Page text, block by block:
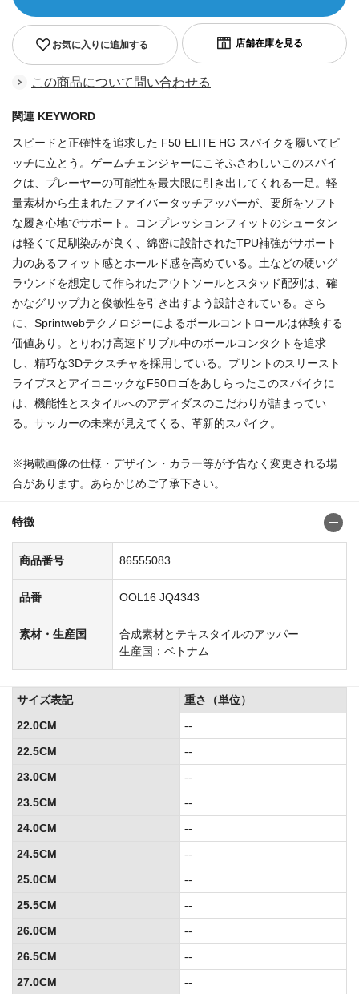
お気に入りに追加する
この商品について問い合わせる
関連 KEYWORD
スピードと正確性を追求した F50 ELITE HG スパイクを履いてピ
ッチに立とう。ゲームチェンジャーにこそふさわしいこのスパイ
クは、プレーヤーの可能性を最大限に引き出してくれる一足。軽
量素材から生まれたファイバータッチアッパーが、要所をソフト
な履き心地でサポート。コンプレッションフィットのシュータン
は軽くて足馴染みが良く、綿密に設計されたTPU補強がサポート
力のあるフィット感とホールド感を高めている。土などの硬いグ
ラウンドを想定して作られたアウトソールとスタッド配列は、確
かなグリップ力と俊敏性を引き出すよう設計されている。さら
に、Sprintwebテクノロジーによるボールコントロールは体験する
価値あり。とりわけ高速ドリブル中のボールコンタクトを追求
し、精巧な3Dテクスチャを採用している。プリントのスリースト
ライプスとアイコニックなF50ロゴをあしらったこのスパイクに
は、機能性とスタイルへのアディダスのこだわりが詰まってい
る。サッカーの未来が見えてくる、革新的スパイク。
※掲載画像の仕様・デザイン・カラー等が予告なく変更される場
合があります。あらかじめご了承下さい。
特徴
商品番号 86555083
品番 OOL16 JQ4343
素材・生産国
合成素材とテキスタイルのアッパー
生産国：ベトナム
サイズ表記
重さ（単位）
22.0CM
--
22.5CM
--
23.0CM
--
23.5CM
--
24.0CM
--
24.5CM
--
25.0CM
--
25.5CM
--
26.0CM
--
26.5CM
--
27.0CM
--